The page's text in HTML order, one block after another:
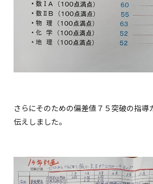
さらにそのための偏差値７５突破の指導
伝えしました。